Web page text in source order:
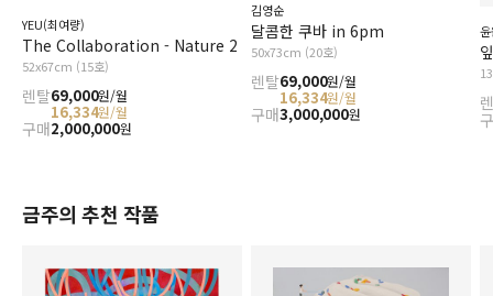
YEU(최여량)
The Collaboration - Nature 2
52x67cm (15호)
렌탈69,000원/월
16,334원/월
구매2,000,000원
김영순
달콤한 쿠바 in 6pm
50x73cm (20호)
렌탈69,000원/월
16,334원/월
구매3,000,000원
금주의 추천 작품